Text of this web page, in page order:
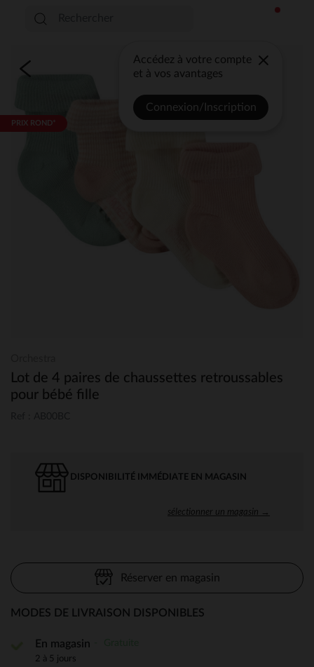
Accédez à votre compte
et à vos avantages
Connexion/Inscription
PRIX ROND*
Lot de 4 paires de chaussettes retroussables
pour bébé fille
DISPONIBILITÉ IMMÉDIATE EN MAGASIN
sélectionner un magasin →
Réserver en magasin
MODES DE LIVRAISON DISPONIBLES
En magasin
2 à 5 jours